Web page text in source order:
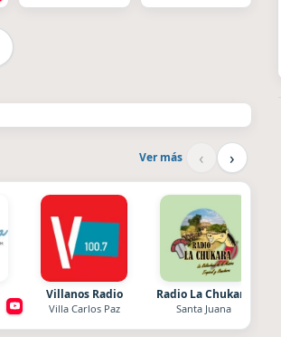
Ver más ‹ ›
Villanos Radio
Villa Carlos Paz
Radio La Chukara
Santa Juana